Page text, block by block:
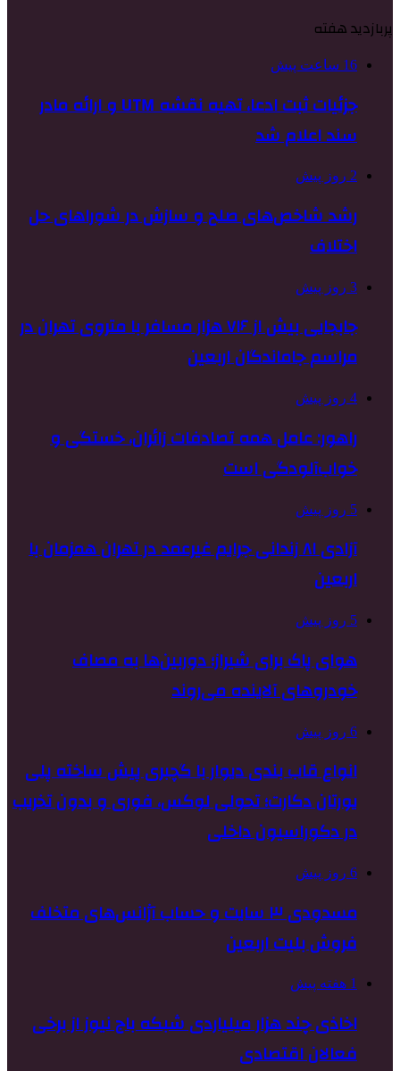
پربازدید هفته
16 ساعت پیش
جزئیات ثبت ادعا، تهیه نقشه UTM و ارائه مادر
سند اعلام شد
2 روز پیش
رشد شاخص‌های صلح و سازش در شوراهای حل
اختلاف
3 روز پیش
جابجایی بیش از ۷۱۶ هزار مسافر با متروی تهران در
مراسم جاماندگان اربعین
4 روز پیش
راهور: عامل همه تصادفات زائران، خستگی و
خواب‌آلودگی است
5 روز پیش
آزادی ۸۱ زندانی جرایم غیرعمد در تهران همزمان با
اربعین
5 روز پیش
هوای پاک برای شیراز؛ دوربین‌ها به مصاف
خودروهای آلاینده می‌روند
6 روز پیش
انواع قاب بندی دیوار با گچبری پیش ساخته پلی
یورتان دکارت؛ تحولی لوکس، فوری و بدون تخریب
در دکوراسیون داخلی
6 روز پیش
مسدودی ۳ سایت و حساب آژانس‌های متخلف
فروش بلیت اربعین
1 هفته پیش
اخاذی چند هزار میلیاردی شبکه باج نیوز از برخی
فعالان اقتصادی